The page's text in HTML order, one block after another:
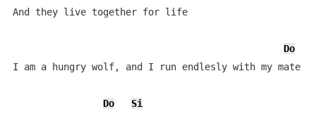
And they live together for life
Do
I am a hungry wolf, and I run endlesly with my mate
Do
Si